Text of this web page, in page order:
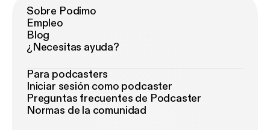
Sobre Podimo
Empleo
Blog
¿Necesitas ayuda?
Para podcasters
Iniciar sesión como podcaster
Preguntas frecuentes de Podcaster
Normas de la comunidad